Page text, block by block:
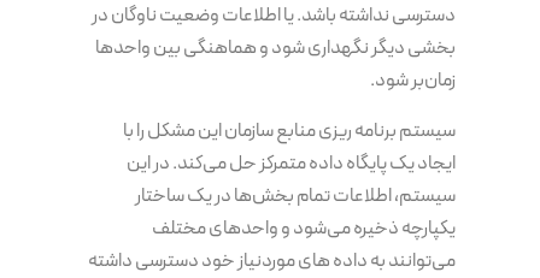
دسترسی نداشته باشد. یا اطلاعات وضعیت ناوگان در
بخشی دیگر نگهداری شود و هماهنگی بین واحدها
زمان‌بر شود.
سیستم برنامه‌ ریزی منابع سازمان این مشکل را با
ایجاد یک پایگاه داده متمرکز حل می‌کند. در این
سیستم، اطلاعات تمام بخش‌ها در یک ساختار
یکپارچه ذخیره می‌شود و واحدهای مختلف
می‌توانند به داده های موردنیاز خود دسترسی داشته